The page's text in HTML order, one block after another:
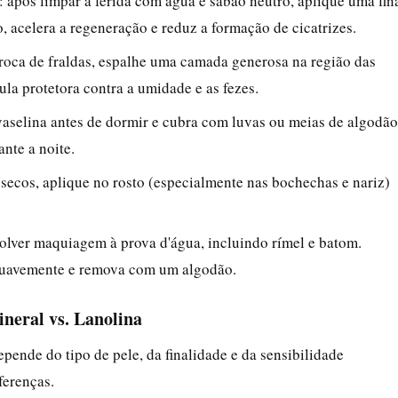
a regeneração e reduz a formação de cicatrizes.
de fraldas, espalhe uma camada generosa na região das
protetora contra a umidade e as fezes.
antes de dormir e cubra com luvas ou meias de
a noite.
aplique no rosto (especialmente nas bochechas e nariz)
maquiagem à prova d'água, incluindo rímel e batom.
e remova com um algodão.
vs. Lanolina
do tipo de pele, da finalidade e da sensibilidade